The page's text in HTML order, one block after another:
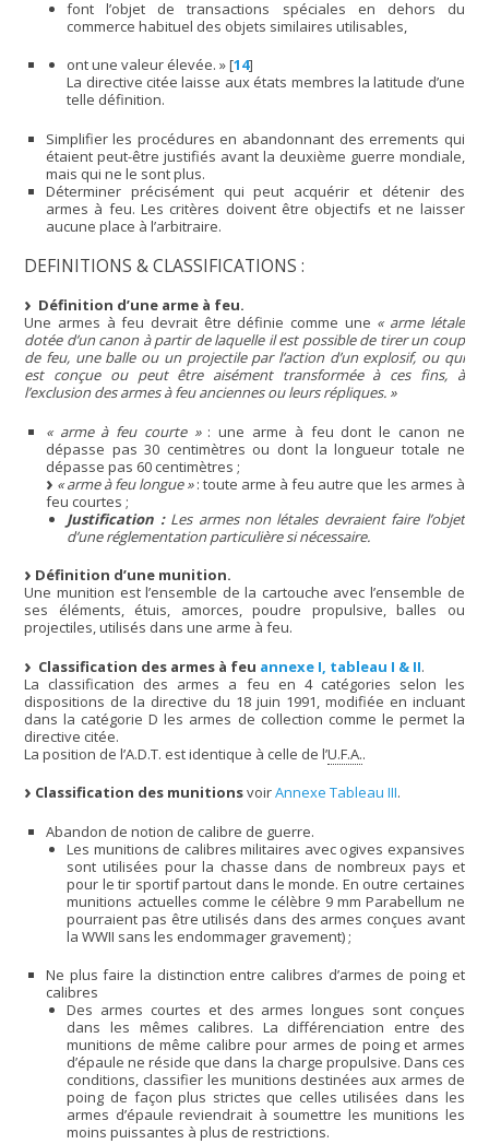
font l’objet de transactions spéciales en dehors du
commerce habituel des objets similaires utilisables,
ont une valeur élevée. »[14]
La directive citée laisse aux états membres la latitude d’une
telle définition.
Simplifier les procédures en abandonnant des errements qui
étaient peut-être justifiés avant la deuxième guerre mondiale,
mais qui ne le sont plus.
Déterminer précisément qui peut acquérir et détenir des
armes à feu. Les critères doivent être objectifs et ne laisser
aucune place à l’arbitraire.
DEFINITIONS & CLASSIFICATIONS :
Définition d’une arme à feu.
Une armes à feu devrait être définie comme une « arme létale
dotée d’un canon à partir de laquelle il est possible de tirer un coup
de feu, une balle ou un projectile par l’action d’un explosif, ou qui
est conçue ou peut être aisément transformée à ces fins, à
l’exclusion des armes à feu anciennes ou leurs répliques. »
« arme à feu courte »: une arme à feu dont le canon ne
dépasse pas 30 centimètres ou dont la longueur totale ne
dépasse pas 60 centimètres ;
« arme à feu longue »: toute arme à feu autre que les armes à
feu courtes ;
Justification :Les armes non létales devraient faire l’objet
d’une réglementation particulière si nécessaire.
Définition d’une munition.
Une munition est l’ensemble de la cartouche avec l’ensemble de
ses éléments, étuis, amorces, poudre propulsive, balles ou
projectiles, utilisés dans une arme à feu.
Classification des armes à feu annexe I, tableau I & II.
La classification des armes a feu en 4 catégories selon les
dispositions de la directive du 18 juin 1991, modifiée en incluant
dans la catégorie D les armes de collection comme le permet la
directive citée.
La position de l’A.D.T. est identique à celle de l’U.F.A..
Classification des munitionsvoirAnnexe Tableau III.
Abandon de notion de calibre de guerre.
Les munitions de calibres militaires avec ogives expansives
sont utilisées pour la chasse dans de nombreux pays et
pour le tir sportif partout dans le monde. En outre certaines
munitions actuelles comme le célèbre 9 mm Parabellum ne
pourraient pas être utilisés dans des armes conçues avant
la WWII sans les endommager gravement) ;
Ne plus faire la distinction entre calibres d’armes de poing et
calibres
Des armes courtes et des armes longues sont conçues
dans les mêmes calibres. La différenciation entre des
munitions de même calibre pour armes de poing et armes
d’épaule ne réside que dans la charge propulsive. Dans ces
conditions, classifier les munitions destinées aux armes de
poing de façon plus strictes que celles utilisées dans les
armes d’épaule reviendrait à soumettre les munitions les
moins puissantes à plus de restrictions.